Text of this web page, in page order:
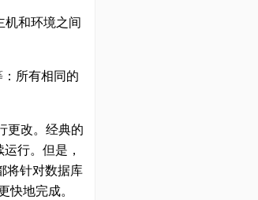
机和环境之间
所有相同的
更改。经典的
行。但是，
将针对数据库
地完成。